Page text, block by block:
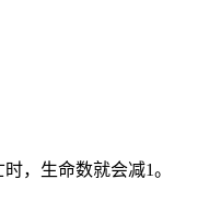
，生命数就会减1。